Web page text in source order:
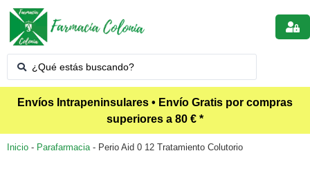
Envíos Intrapeninsulares • Envío Gratis por compras
superiores a 80 € *
Inicio - Parafarmacia- Perio Aid 0 12 Tratamiento Colutorio